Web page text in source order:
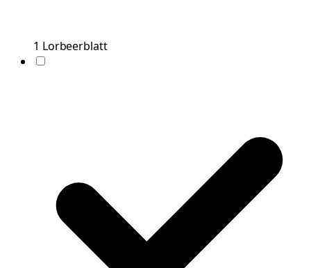
1 Lorbeerblatt